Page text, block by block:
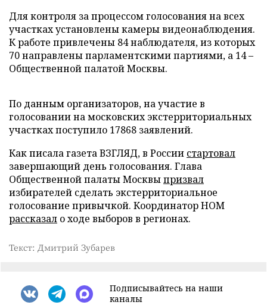
Для контроля за процессом голосования на всех
участках установлены камеры видеонаблюдения.
К работе привлечены 84 наблюдателя, из которых
70 направлены парламентскими партиями, а 14 –
Общественной палатой Москвы.
По данным организаторов, на участие в
голосовании на московских экстерриториальных
участках поступило 17868 заявлений.
Как писала газета ВЗГЛЯД, в России стартовал
завершающий день голосования. Глава
Общественной палаты Москвыпризвал
избирателей сделать экстерриториальное
голосование привычкой. Координатор НОМ
рассказал о ходе выборов в регионах.
Текст: Дмитрий Зубарев
Подписывайтесь на наши
каналы